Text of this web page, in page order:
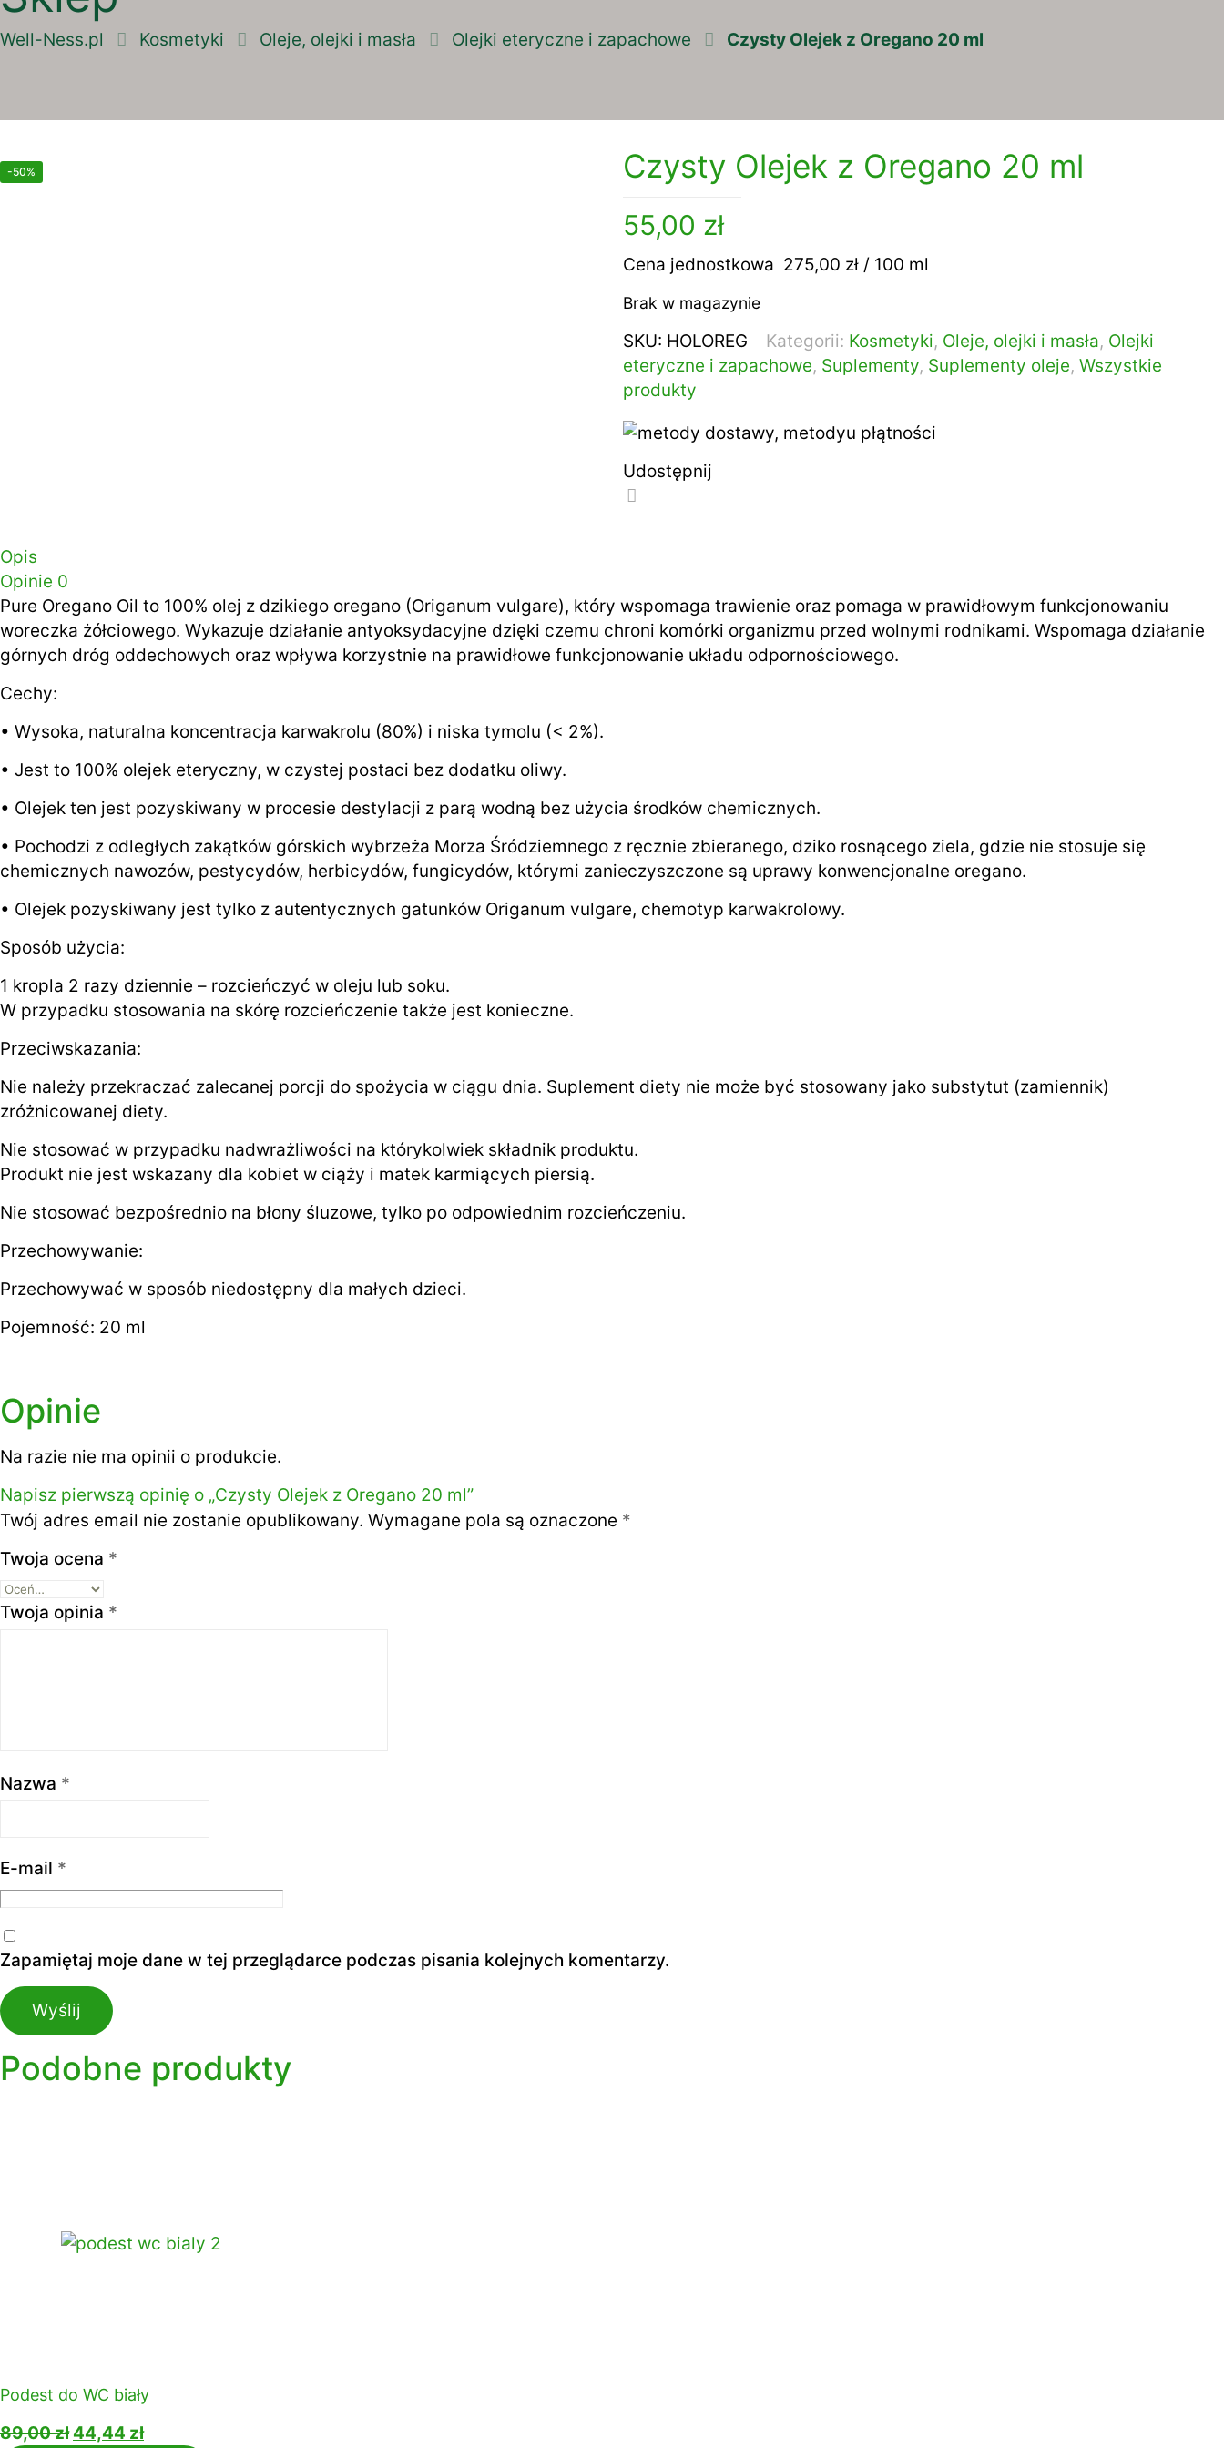
Well-Ness.pl Kosmetyki Oleje, olejki i masła Olejki eteryczne i zapachowe Czysty Olejek z Oregano 20 ml
Czysty Olejek z Oregano 20 ml
55,00 zł
Cena jednostkowa 275,00 zł / 100 ml
Brak w magazynie
SKU: HOLOREG Kategorii: Kosmetyki, Oleje, olejki i masła, Olejki
eteryczne i zapachowe, Suplementy, Suplementy oleje, Wszystkie
produkty
Udostępnij
Opis
Opinie 0
Pure Oregano Oil to 100% olej z dzikiego oregano (Origanum vulgare), który wspomaga trawienie oraz pomaga w prawidłowym funkcjonowaniu
woreczka żółciowego. Wykazuje działanie antyoksydacyjne dzięki czemu chroni komórki organizmu przed wolnymi rodnikami. Wspomaga działanie
górnych dróg oddechowych oraz wpływa korzystnie na prawidłowe funkcjonowanie układu odpornościowego.
Cechy:
• Wysoka, naturalna koncentracja karwakrolu (80%) i niska tymolu (< 2%).
• Jest to 100% olejek eteryczny, w czystej postaci bez dodatku oliwy.
• Olejek ten jest pozyskiwany w procesie destylacji z parą wodną bez użycia środków chemicznych.
• Pochodzi z odległych zakątków górskich wybrzeża Morza Śródziemnego z ręcznie zbieranego, dziko rosnącego ziela, gdzie nie stosuje się
chemicznych nawozów, pestycydów, herbicydów, fungicydów, którymi zanieczyszczone są uprawy konwencjonalne oregano.
• Olejek pozyskiwany jest tylko z autentycznych gatunków Origanum vulgare, chemotyp karwakrolowy.
Sposób użycia:
1 kropla 2 razy dziennie – rozcieńczyć w oleju lub soku.
W przypadku stosowania na skórę rozcieńczenie także jest konieczne.
Przeciwskazania:
Nie należy przekraczać zalecanej porcji do spożycia w ciągu dnia. Suplement diety nie może być stosowany jako substytut (zamiennik)
zróżnicowanej diety.
Nie stosować w przypadku nadwrażliwości na którykolwiek składnik produktu.
Produkt nie jest wskazany dla kobiet w ciąży i matek karmiących piersią.
Nie stosować bezpośrednio na błony śluzowe, tylko po odpowiednim rozcieńczeniu.
Przechowywanie:
Przechowywać w sposób niedostępny dla małych dzieci.
Pojemność: 20 ml
Opinie
Na razie nie ma opinii o produkcie.
Napisz pierwszą opinię o „Czysty Olejek z Oregano 20 ml”
Twój adres email nie zostanie opublikowany. Wymagane pola są oznaczone *
Twoja ocena *
Twoja opinia *
Nazwa *
E-mail *
Zapamiętaj moje dane w tej przeglądarce podczas pisania kolejnych komentarzy.
Podobne produkty
-50%
Podest do WC biały
89,00zł Pierwotna
44,44 złAktualna